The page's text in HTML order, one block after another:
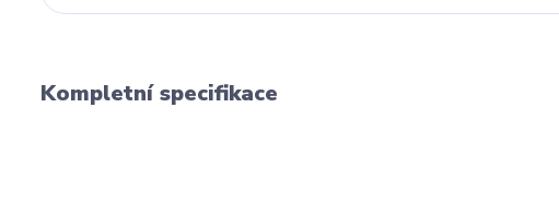
Kompletní specifikace